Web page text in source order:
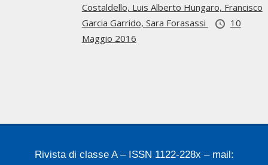
Costaldello, Luis Alberto Hungaro, Francisco
Garcia Garrido, Sara Forasassi
10
Maggio 2016
Rivista di classe A – ISSN 1122-228x – mail: